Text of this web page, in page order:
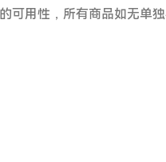
可用性，所有商品如无单